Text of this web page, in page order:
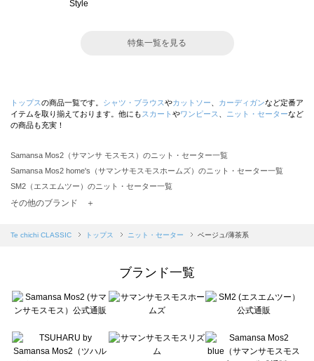
特集一覧を見る
トップスの商品一覧です。 シャツ・ブラウスやカットソー カーディガンなど定番ア
イテムを取り揃えております。他にも スカート やワンピース ニット・セーターなど
の商品も充実！
Samansa Mos2（サマンサ モスモス）のニット・セーター一覧
Samansa Mos2 home's（サマンサモスモスホームズ）のニット・セーター一覧
SM2（エスエムツー）のニット・セーター一覧
Samansa Mos2 blue（サマンサモスモス ブルー）のニット・セーター一覧
sō4ū（ソウフォーユー）のニット・セーター一覧
Te chichi（テチチ）のニット・セーター一覧
Te chichi CLASSIC（テチチ クラシック）のニット・セーター一覧
Lugnoncure（ルノンキュール）のニット・セーター一覧
BETTY'S BLUE（べティーズブルー）のニット・セーター一覧
その他のブランド ＋
Te chichi CLASSIC トップス ニット・セーター ベージュ/薄茶系
ブランド一覧